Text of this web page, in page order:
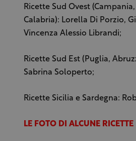
Ricette Sud Ovest
Calabria): Lorella Di Porzio,
Vincenza Alessio Librandi;
Ricette Sud Est (Puglia,
Sabrina Soloperto;
Ricette Sicilia e Sardegna:
LE FOTO DI ALCUNE RICETTE